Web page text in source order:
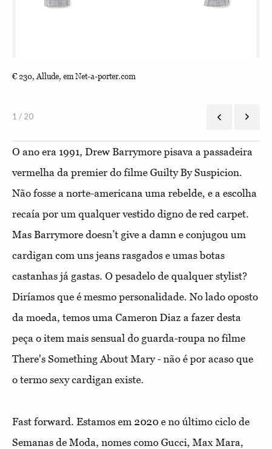
€ 230, Allude, em Net-a-porter.com
1 / 20
O ano era 1991, Drew Barrymore pisava a passadeira
vermelha da premier do filme Guilty By Suspicion.
Não fosse a norte-americana uma rebelde, e a escolha
recaía por um qualquer vestido digno de red carpet.
Mas Barrymore doesn’t give a damn e conjugou um
cardigan com uns jeans rasgados e umas botas
castanhas já gastas. O pesadelo de qualquer stylist?
Diríamos que é mesmo personalidade. No lado oposto
da moeda, temos uma Cameron Diaz a fazer desta
peça o item mais sensual do guarda-roupa no filme
There's Something About Mary - não é por acaso que
o termo sexy cardigan existe.
Fast forward. Estamos em 2020 e no último ciclo de
Semanas de Moda, nomes como Gucci, Max Mara,